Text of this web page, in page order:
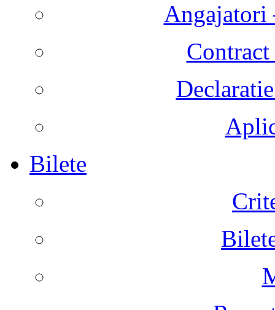
Angajatori
Contract
Bilete